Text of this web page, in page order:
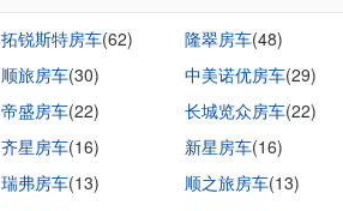
拓锐斯特房车(62) 隆翠房车(48)
顺旅房车(30) 中美诺优房车(29)
帝盛房车(22) 长城览众房车(22)
齐星房车(16) 新星房车(16)
瑞弗房车(13) 顺之旅房车(13)